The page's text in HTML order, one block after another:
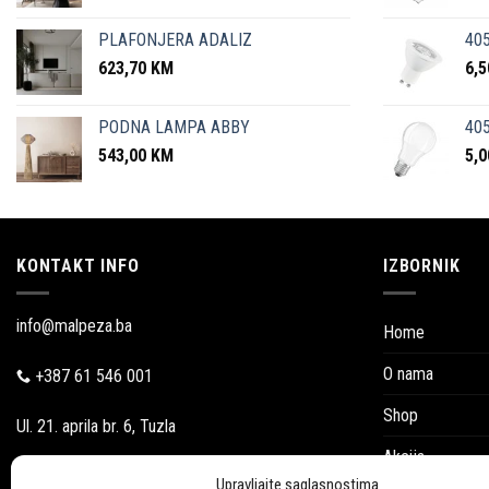
PLAFONJERA ADALIZ
623,70 KM
PODNA LAMPA ABBY
543,00 KM
KONTAKT INFO
info@malpeza.ba
+387 61 546 001
Ul. 21. aprila br. 6, Tuzla
IZBORNIK
Home
O nama
Shop
Akcija